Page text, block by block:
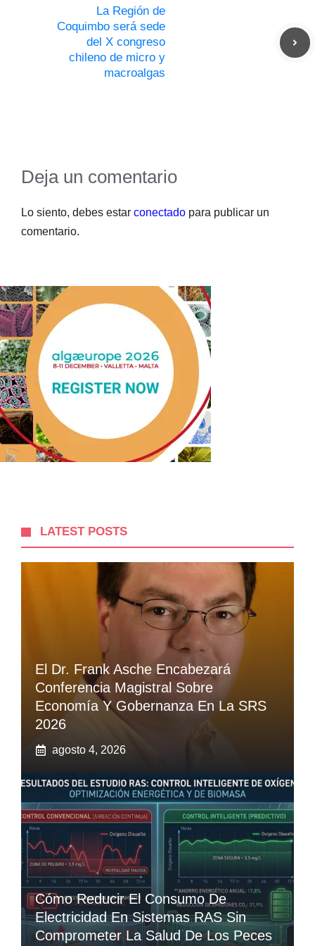
La Región de
Coquimbo será sede
del X congreso
chileno de micro y
macroalgas
Deja un comentario
Lo siento, debes estar conectado para publicar un
comentario.
LATEST POSTS
El Dr. Frank Asche Encabezará
Conferencia Magistral Sobre
Economía Y Gobernanza En La SRS
2026
agosto 4, 2026
Cómo Reducir El Consumo De
Electricidad En Sistemas RAS Sin
Comprometer La Salud De Los Peces